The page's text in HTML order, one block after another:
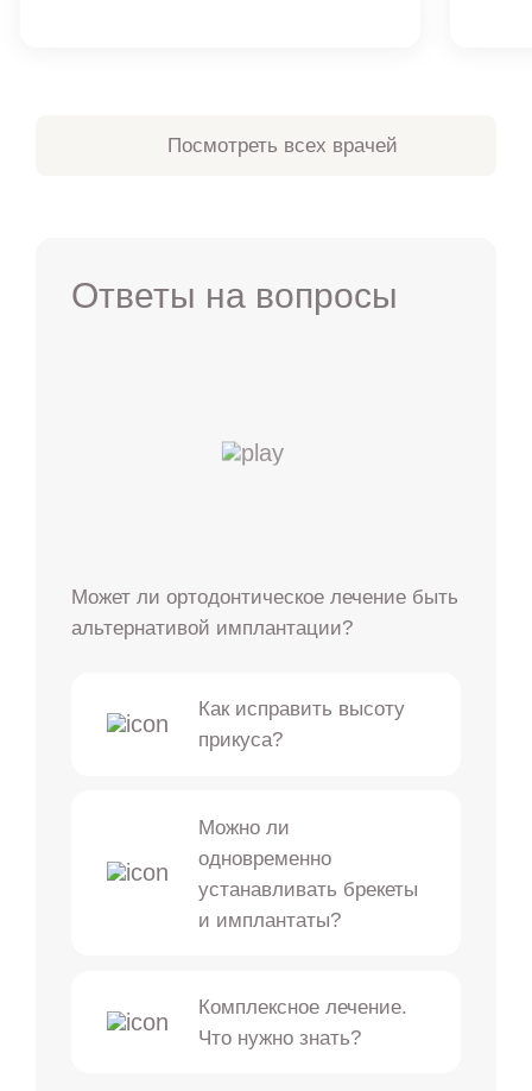
Посмотреть всех врачей
Ответы на вопросы
Может ли ортодонтическое лечение быть
альтернативой имплантации?
Как исправить высоту
прикуса?
Можно ли
одновременно
устанавливать брекеты
и имплантаты?
Комплексное лечение.
Что нужно знать?